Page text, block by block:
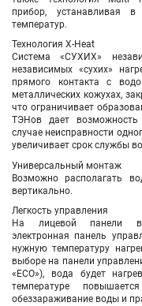
прибор, устанавливая
температур.
Технология X-Heat
Система «СУХИХ»
независимых «сухих»
прямого контакта с
металлических кожухах,
что ограничивает
ТЭНов дает
случае неисправности
увеличивает срок службы
Универсальный монтаж
Возможно располагать
вертикально.
Легкость управления
На лицевой панели
электронная панель
нужную температуру
выборе на панели
«ЕCO»), вода будет
температуре
обеззараживание воды и